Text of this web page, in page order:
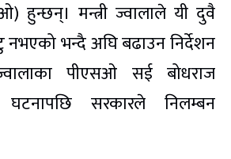
हुन्छन्। मन्त्री ज्वालाले यी दुवै
नभएको भन्दै अघि बढाउन निर्देशन
पीएसओ सई बोधराज
सरकारले निलम्बन